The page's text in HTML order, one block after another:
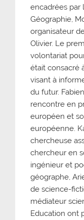
encadrées par
Géographie,
organisateur
Olivier. Le
volontariat
était consacré
visant à
du futur.
rencontre en
européen et
européenne.
chercheuse
chercheur en
ingénieur et
géographe,
de science-
médiateur
Education ont